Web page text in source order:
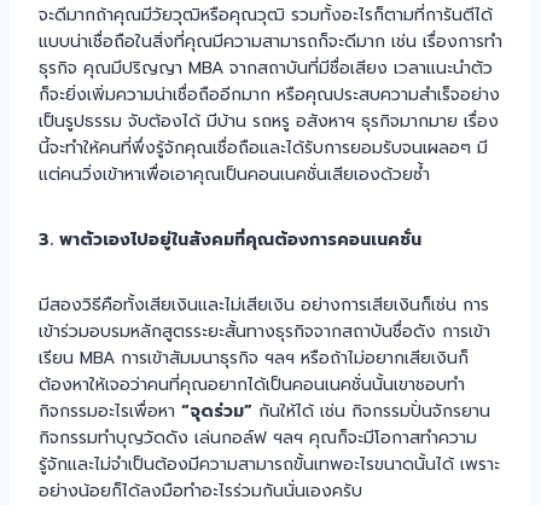
จะดีมากถ้าคุณมีวัยวุฒิหรือคุณวุฒิ รวมทั้งอะไรก็ตามที่การันตีได้
แบบน่าเชื่อถือในสิ่งที่คุณมีความสามารถก็จะดีมาก เช่น เรื่องการทำ
ธุรกิจ คุณมีปริญญา MBA จากสถาบันที่มีชื่อเสียง เวลาแนะนำตัว
ก็จะยิ่งเพิ่มความน่าเชื่อถืออีกมาก หรือคุณประสบความสำเร็จอย่าง
เป็นรูปธรรม จับต้องได้ มีบ้าน รถหรู อสังหาฯ ธุรกิจมากมาย เรื่อง
นี้จะทำให้คนที่พึ่งรู้จักคุณเชื่อถือและได้รับการยอมรับจนเผลอๆ มี
แต่คนวิ่งเข้าหาเพื่อเอาคุณเป็นคอนเนคชั่นเสียเองด้วยซ้ำ
3. พาตัวเองไปอยู่ในสังคมที่คุณต้องการคอนเนคชั่น
มีสองวิธีคือทั้งเสียเงินและไม่เสียเงิน อย่างการเสียเงินก็เช่น การ
เข้าร่วมอบรมหลักสูตรระยะสั้นทางธุรกิจจากสถาบันชื่อดัง การเข้า
เรียน MBA การเข้าสัมมนาธุรกิจ ฯลฯ หรือถ้าไม่อยากเสียเงินก็
ต้องหาให้เจอว่าคนที่คุณอยากได้เป็นคอนเนคชั่นนั้นเขาชอบทำ
กิจกรรมอะไรเพื่อหา “จุดร่วม” กันให้ได้ เช่น กิจกรรมปั่นจักรยาน
กิจกรรมทำบุญวัดดัง เล่นกอล์ฟ ฯลฯ คุณก็จะมีโอกาสทำความ
รู้จักและไม่จำเป็นต้องมีความสามารถขั้นเทพอะไรขนาดนั้นได้ เพราะ
อย่างน้อยก็ได้ลงมือทำอะไรร่วมกันนั่นเองครับ